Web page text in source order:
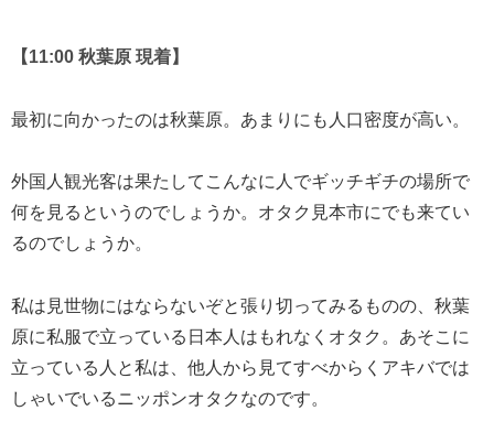
【11:00 秋葉原 現着】
最初に向かったのは秋葉原。あまりにも人口密度が高い。
外国人観光客は果たしてこんなに人でギッチギチの場所で
何を見るというのでしょうか。オタク見本市にでも来てい
るのでしょうか。
私は見世物にはならないぞと張り切ってみるものの、秋葉
原に私服で立っている日本人はもれなくオタク。あそこに
立っている人と私は、他人から見てすべからくアキバでは
しゃいでいるニッポンオタクなのです。